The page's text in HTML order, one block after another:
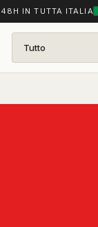
IN TUTTA ITALIA
Tutto